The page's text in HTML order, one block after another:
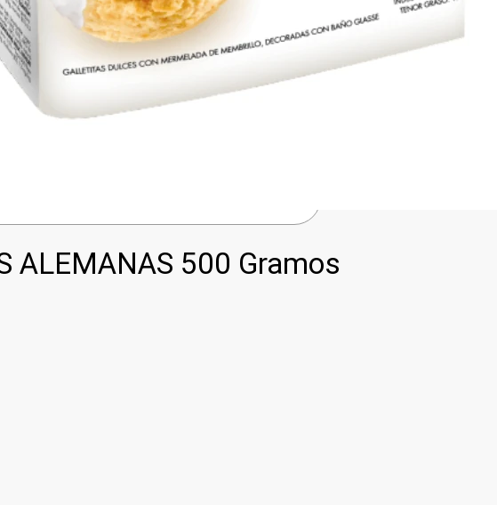
ALEMANAS 500 Gramos